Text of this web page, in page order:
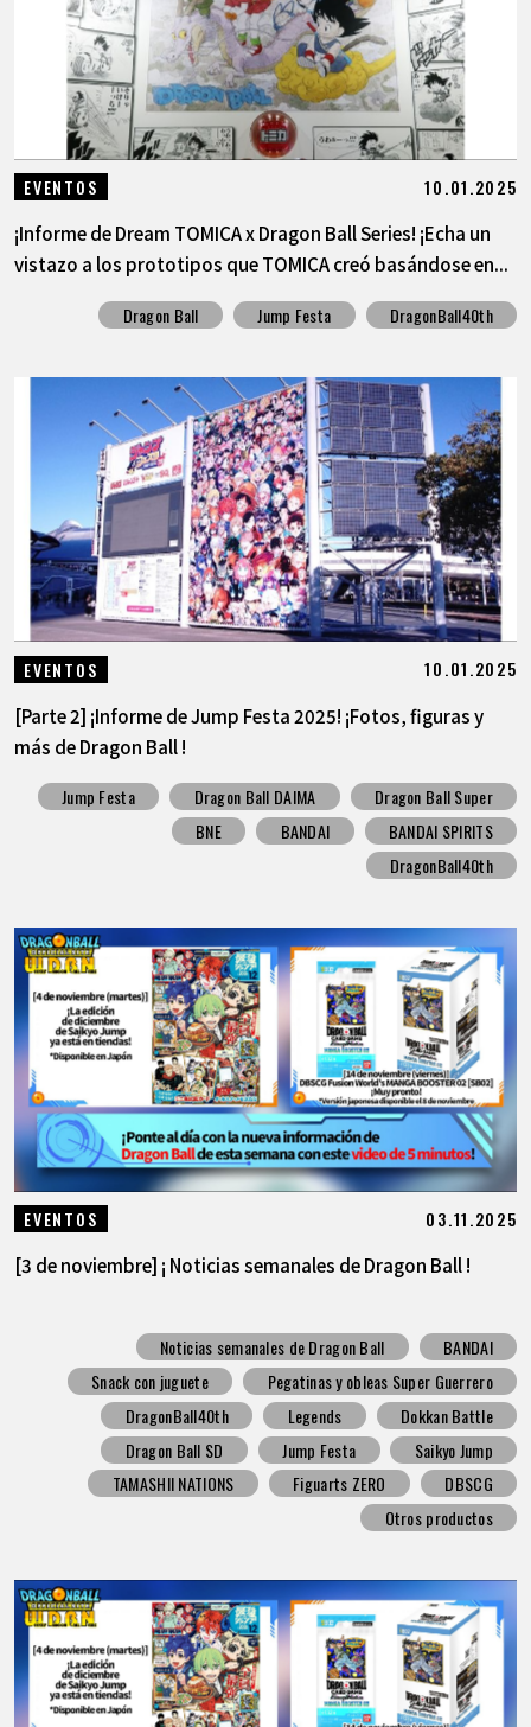
EVENTOS 10.01.2025
¡Informe de Dream TOMICA x Dragon Ball Series! ¡Echa un
vistazo a los prototipos que TOMICA creó basándose en...
Dragon Ball Jump Festa DragonBall40th
EVENTOS 10.01.2025
[Parte 2] ¡Informe de Jump Festa 2025! ¡Fotos, figuras y
más de Dragon Ball !
Jump Festa Dragon Ball DAIMA
Dragon Ball Super
BNE
BANDAI
BANDAI SPIRITS
DragonBall40th
EVENTOS 03.11.2025
[3 de noviembre] ¡ Noticias semanales de Dragon Ball !
Noticias semanales de Dragon Ball
BANDAI
Snack con juguete
Pegatinas y obleas Super Guerrero
DragonBall40th
Legends
Dokkan Battle
Dragon Ball SD
Jump Festa
Saikyo Jump
TAMASHII NATIONS
Figuarts ZERO
DBSCG
Otros productos